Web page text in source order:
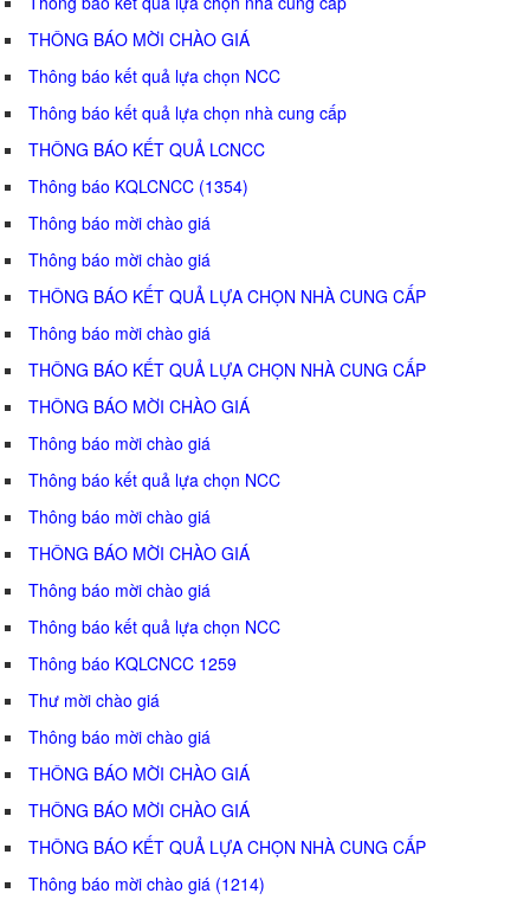
THÔNG BÁO MỜI CHÀO GIÁ
Thông báo kết quả lựa chọn NCC
Thông báo kết quả lựa chọn nhà cung cấp
THÔNG BÁO KẾT QUẢ LCNCC
Thông báo KQLCNCC (1354)
Thông báo mời chào giá
Thông báo mời chào giá
THÔNG BÁO KẾT QUẢ LỰA CHỌN NHÀ CUNG CẤP
Thông báo mời chào giá
THÔNG BÁO KẾT QUẢ LỰA CHỌN NHÀ CUNG CẤP
THÔNG BÁO MỜI CHÀO GIÁ
Thông báo mời chào giá
Thông báo kết quả lựa chọn NCC
Thông báo mời chào giá
THÔNG BÁO MỜI CHÀO GIÁ
Thông báo mời chào giá
Thông báo kết quả lựa chọn NCC
Thông báo KQLCNCC 1259
Thư mời chào giá
Thông báo mời chào giá
THÔNG BÁO MỜI CHÀO GIÁ
THÔNG BÁO MỜI CHÀO GIÁ
THÔNG BÁO KẾT QUẢ LỰA CHỌN NHÀ CUNG CẤP
Thông báo mời chào giá (1214)